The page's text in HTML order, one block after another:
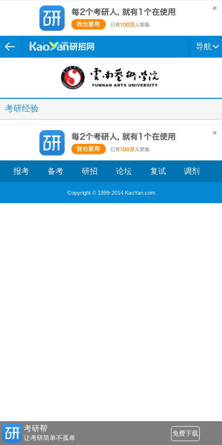
导航
考研经验
报考 备考 研招 论坛 复试 调剂
Copyright © 1999-2014 KaoYan.com
考研帮
让考研简单不孤单
免费下载